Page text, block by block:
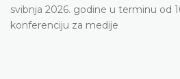
svibnja 2026. godine u terminu od
konferenciju za medije